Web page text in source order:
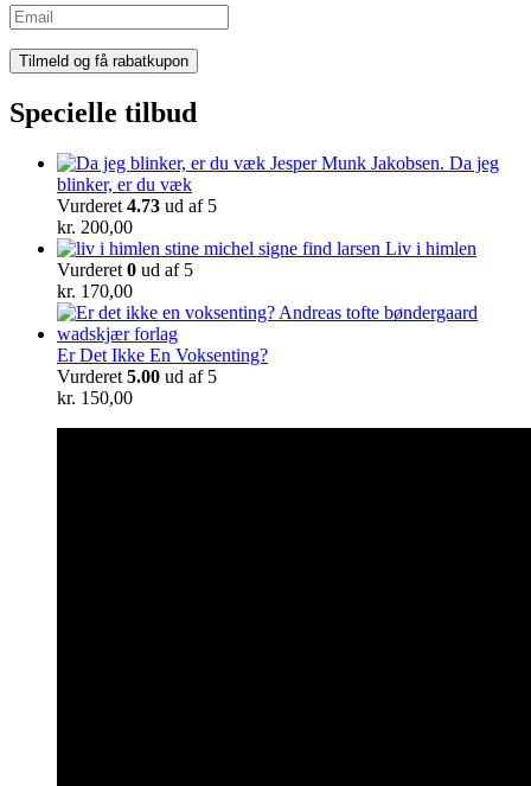
Specielle tilbud
Da jeg
blinker, er du væk
Vurderet 4.73 ud af 5
kr. 200,00
Liv i himlen
Vurderet 0 ud af 5
kr. 170,00
Er Det Ikke En Voksenting?
Vurderet 5.00 ud af 5
kr. 150,00